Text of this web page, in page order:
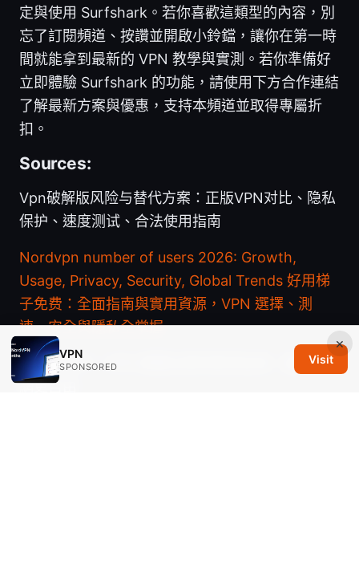
定與使用 Surfshark。若你喜歡這類型的內容，別
忘了訂閱頻道、按讚並開啟小鈴鐺，讓你在第一時
間就能拿到最新的 VPN 教學與實測。若你準備好
立即體驗 Surfshark 的功能，請使用下方合作連結
了解最新方案與優惠，支持本頻道並取得專屬折
扣。
Sources:
Vpn破解版风险与替代方案：正版VPN对比、隐私
保护、速度测试、合法使用指南
Nordvpn number of users 2026: Growth,
Usage, Privacy, Security, Global Trends 好用梯
子免费：全面指南與實用資源，VPN 選擇、測
速、安全與隱私全掌握
好用的梯子：VPN 選購全解與實測指南，讓你上
網更自由
×
VPN
SPONSORED
Visit